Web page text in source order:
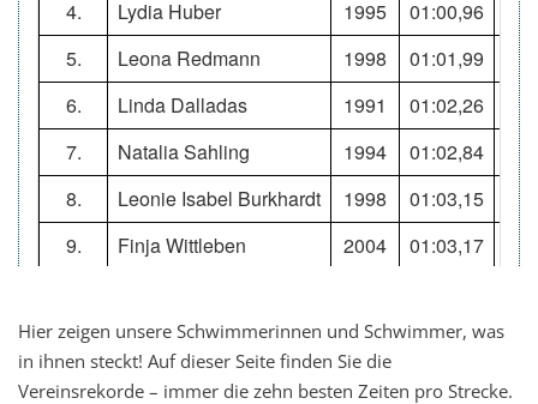
Hier zeigen unsere Schwimmerinnen und Schwimmer, was
in ihnen steckt! Auf dieser Seite finden Sie die
Vereinsrekorde – immer die zehn besten Zeiten pro Strecke.